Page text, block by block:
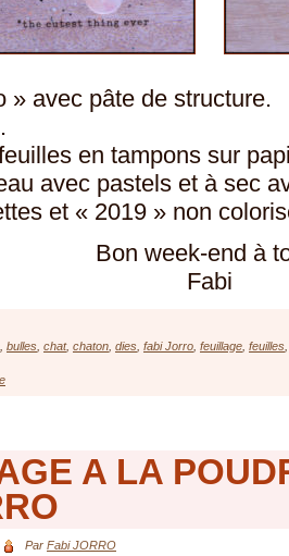
» avec pâte de structure.
en tampons sur
avec pastels et à sec
et « 2019 » non
Bon week-end à
Fabi
bulles chat, chaton dies fabi Jorro feuillage feuilles
A LA
Par Fabi JORRO